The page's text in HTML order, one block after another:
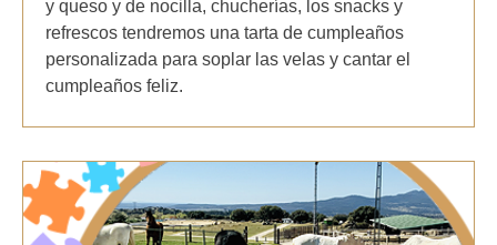
y queso y de nocilla, chucherías, los snacks y
refrescos tendremos una tarta de cumpleaños
personalizada para soplar las velas y cantar el
cumpleaños feliz.